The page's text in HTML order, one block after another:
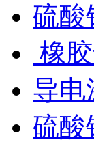
硫酸
橡
导电
硫酸